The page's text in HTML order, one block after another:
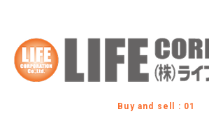
Buy and sell : 01